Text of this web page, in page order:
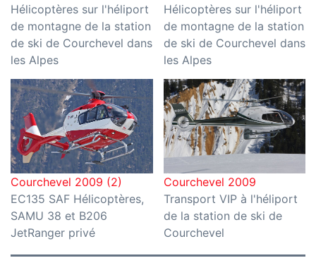
Hélicoptères sur l'héliport
de montagne de la station
de ski de Courchevel dans
les Alpes
Hélicoptères sur l'héliport
de montagne de la station
de ski de Courchevel dans
les Alpes
Courchevel 2009 (2)
EC135 SAF Hélicoptères,
SAMU 38 et B206
JetRanger privé
Courchevel 2009
Transport VIP à l'héliport
de la station de ski de
Courchevel